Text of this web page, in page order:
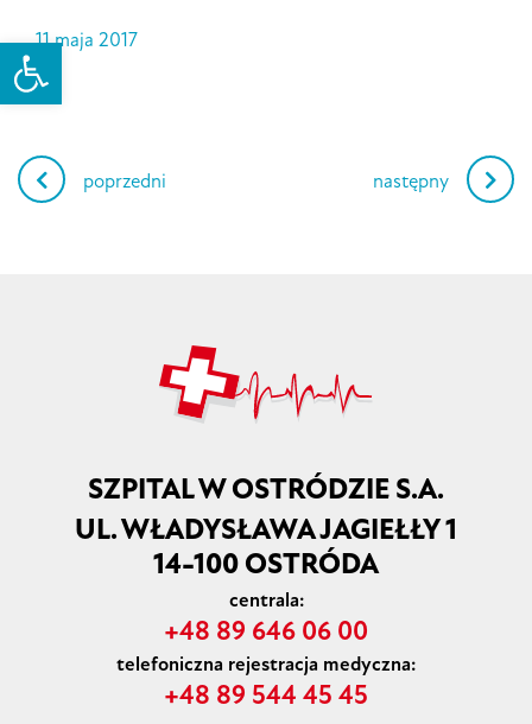
Open toolbar
11 maja 2017
Nawigacja
wpisu
poprzedni następny
SZPITAL W OSTRÓDZIE S.A.
UL. WŁADYSŁAWA JAGIEŁŁY 1
14-100 OSTRÓDA
centrala:
+48 89 646 06 00
telefoniczna rejestracja medyczna:
+48 89 544 45 45